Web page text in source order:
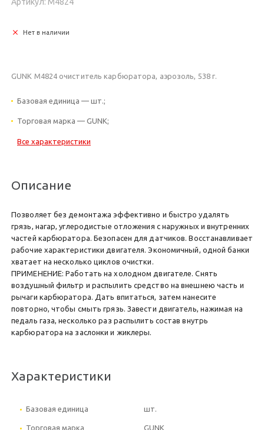
Нет в наличии
GUNK M4824 очиститель карбюратора, аэрозоль, 538 г.
Базовая единица — шт.;
Торговая марка — GUNK;
Все характеристики
Описание
Позволяет без демонтажа эффективно и быстро удалять
грязь, нагар, углеродистые отложения с наружных и внутренних
частей карбюратора. Безопасен для датчиков. Восстанавливает
рабочие характеристики двигателя. Экономичный, одной банки
хватает на несколько циклов очистки.
ПРИМЕНЕНИЕ: Работать на холодном двигателе. Снять
воздушный фильтр и распылить средство на внешнею часть и
рычаги карбюратора. Дать впитаться, затем нанесите
повторно, чтобы смыть грязь. Завести двигатель, нажимая на
педаль газа, несколько раз распылить состав внутрь
карбюратора на заслонки и жиклеры.
Характеристики
Базовая единица шт.
Торговая марка GUNK